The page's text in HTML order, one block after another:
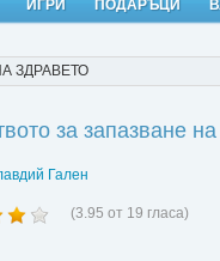
ЗДРАВЕТО
за запазване
Гален
(3.95 от 19 гласа)